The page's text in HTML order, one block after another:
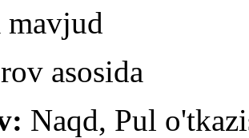
mavjud
asosida
Naqd, Pul